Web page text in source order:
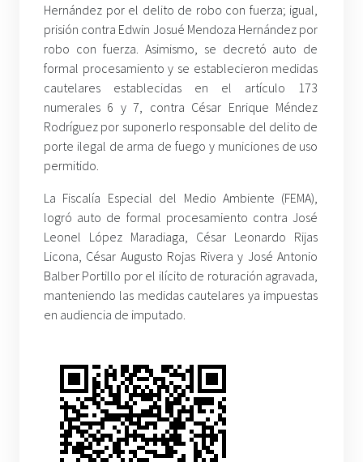
Hernández por el delito de robo con fuerza; igual,
prisión contra Edwin Josué Mendoza Hernández por
robo con fuerza. Asimismo, se decretó auto de
formal procesamiento y se establecieron medidas
cautelares establecidas en el artículo 173
numerales 6 y 7, contra César Enrique Méndez
Rodríguez por suponerlo responsable del delito de
porte ilegal de arma de fuego y municiones de uso
permitido.
La Fiscalía Especial del Medio Ambiente (FEMA),
logró auto de formal procesamiento contra José
Leonel López Maradiaga, César Leonardo Rijas
Licona, César Augusto Rojas Rivera y José Antonio
Balber Portillo por el ilícito de roturación agravada,
manteniendo las medidas cautelares ya impuestas
en audiencia de imputado.